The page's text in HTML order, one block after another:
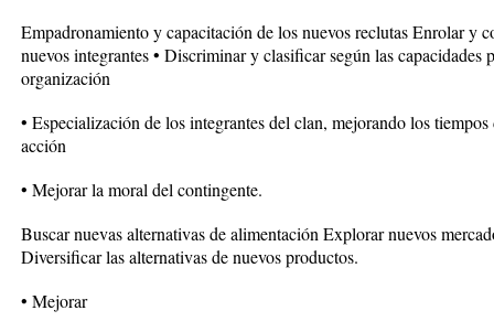
Empadronamiento y capacitación de los nuevos reclutas Enrolar y
nuevos integrantes • Discriminar y clasificar según las capacidades
organización
• Especialización de los integrantes del clan, mejorando los
acción
• Mejorar la moral del contingente.
Buscar nuevas alternativas de alimentación Explorar nuevos
Diversificar las alternativas de nuevos productos.
• Mejorar